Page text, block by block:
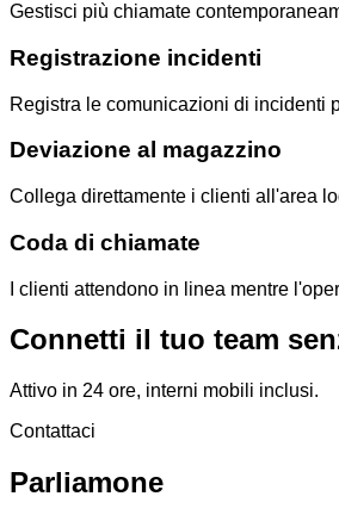
Gestisci più chiamate
Registrazione incidenti
Registra le comunicazioni di incidenti
Deviazione al magazzino
Collega direttamente i clienti all'area
Coda di chiamate
I clienti attendono in linea mentre
Connetti il tuo team
Attivo in 24 ore, interni mobili inclusi.
Contattaci
Parliamone